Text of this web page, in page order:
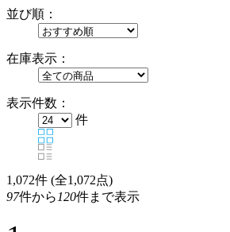
並び順：
在庫表示：
表示件数：
件
1,072件 (全1,072点)
97件から 120件まで表示